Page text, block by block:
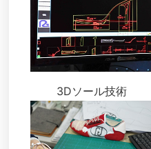
3Dソール技術